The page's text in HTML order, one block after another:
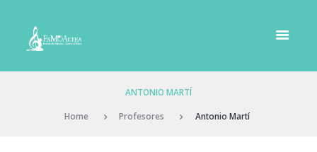
ANTONIO MARTÍ
Home Profesores Antonio Martí